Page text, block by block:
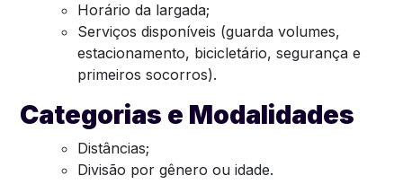
Horário da largada;
Serviços disponíveis (guarda volumes,
estacionamento, bicicletário, segurança e
primeiros socorros).
Categorias e Modalidades
Distâncias;
Divisão por gênero ou idade.